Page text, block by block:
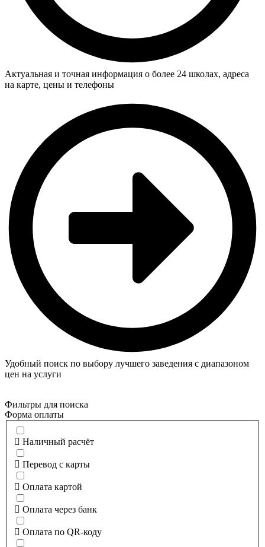
Актуальная и точная информация о более 24 школах, адреса
на карте, цены и телефоны
Удобный поиск по выбору лучшего заведения с диапазоном
цен на услуги
Фильтры для поиска
Форма оплаты
Наличный расчёт
Перевод с карты
Оплата картой
Оплата через банк
Оплата по QR-коду